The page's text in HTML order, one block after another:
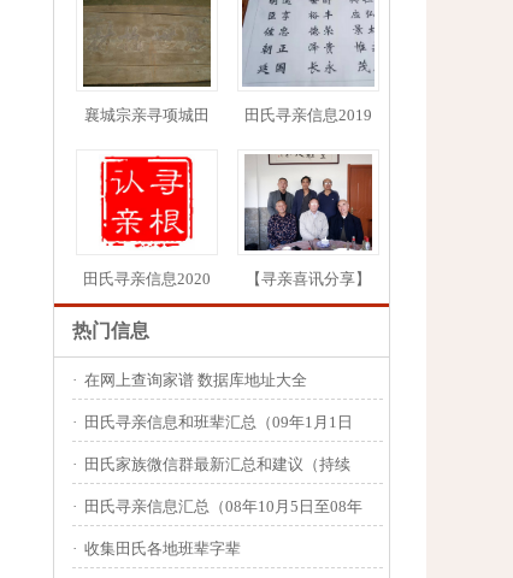
襄城宗亲寻项城田 田氏寻亲信息2019
田氏寻亲信息2020 【寻亲喜讯分享】
热门信息
· 在网上查询家谱 数据库地址大全
· 田氏寻亲信息和班辈汇总（09年1月1日
· 田氏家族微信群最新汇总和建议（持续
· 田氏寻亲信息汇总（08年10月5日至08年
· 收集田氏各地班辈字辈